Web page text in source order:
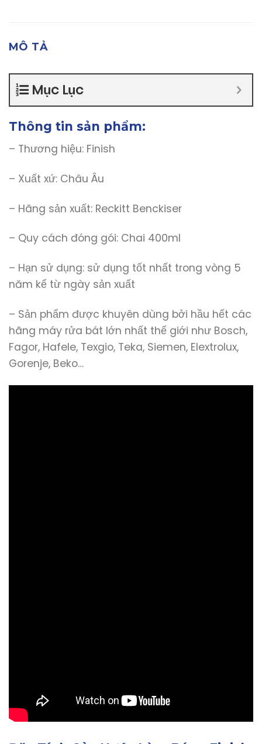
MÔ TẢ
Mục Lục
Thông tin sản phẩm:
– Thương hiệu: Finish
– Xuất xứ: Châu Âu
– Hãng sản xuất: Reckitt Benckiser
– Quy cách đóng gói: Chai 400ml
– Hạn sử dụng: sử dụng tốt nhất trong vòng 5
năm kể từ ngày sản xuất
– Sản phẩm được khuyên dùng bởi hầu hết các
hãng máy rửa bát lớn nhất thế giới như Bosch,
Fagor, Hafele, Texgio, Teka, Siemen, Elextrolux,
Gorenje, Beko…